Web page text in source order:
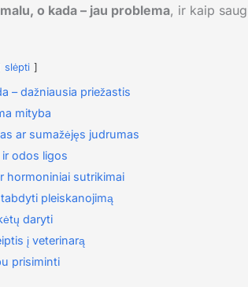
o kada – jau problema, ir kaip
slėpti
– dažniausia priežastis
mityba
ar sumažėjęs judrumas
ir odos ligos
hormoniniai sutrikimai
pleiskanojimą
daryti
į veterinarą
prisiminti